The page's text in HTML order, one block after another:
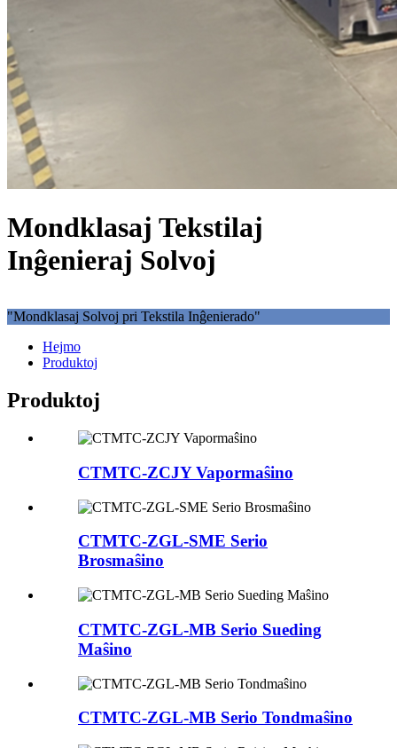
Mondklasaj Tekstilaj
Inĝenieraj Solvoj
"Mondklasaj Solvoj pri Tekstila Inĝenierado"
Hejmo
Produktoj
Produktoj
CTMTC-ZCJY Vapormaŝino
CTMTC-ZGL-SME Serio
Brosmaŝino
CTMTC-ZGL-MB Serio Sueding
Maŝino
CTMTC-ZGL-MB Serio Tondmaŝino